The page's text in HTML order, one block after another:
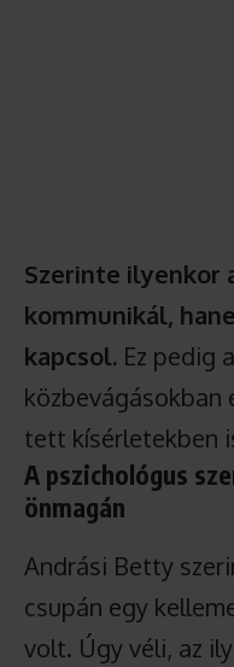
Szerinte ilyenkor
kommunikál,
kapcsol. Ez pedig
közbevágásokban
tett kísérletekben
A pszichológus
önmagán
Andrási Betty
csupán egy
volt. Úgy véli, az